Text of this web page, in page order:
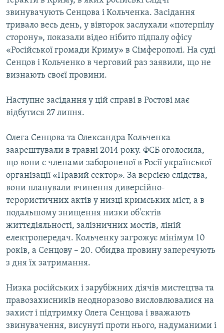
звинувачують Сенцова і Кольченка. Засідання
тривало весь день, у вівторок заслухали «потерпілу
сторону», показали відео нібито підпалу офісу
«Російської громади Криму» в Сімферополі. На суді
Сенцов і Кольченко в черговий раз заявили, що не
визнають своєї провини.
Наступне засідання у цій справі в Ростові має
відбутися 27 липня.
Олега Сенцова та Олександра Кольченка
заарештували в травні 2014 року. ФСБ оголосила,
що вони є членами забороненої в Росії української
організації «Правий сектор». За версією слідства,
вони планували вчинення диверсійно-
терористичних актів у низці кримських міст, а в
подальшому знищення низки об'єктів
життєдіяльності, залізничних мостів, ліній
електропередач. Кольченку загрожує мінімум 10
років, а Сенцову – 20. Обидва провину заперечують
з дня їх затримання.
Низка російських і зарубіжних діячів мистецтва та
правозахисників неодноразово висловлювалися на
захист і підтримку Олега Сенцова і вважають
звинувачення, висунуті проти нього, надуманими і